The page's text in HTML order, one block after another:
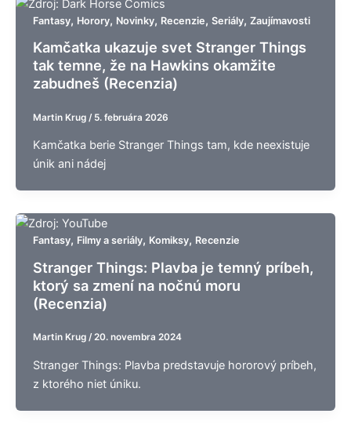
Fantasy, Horory, Novinky, Recenzie, Seriály, Zaujímavosti
Kamčatka ukazuje svet Stranger Things
tak temne, že na Hawkins okamžite
zabudneš (Recenzia)
Martin Krug / 5. februára 2026
Kamčatka berie Stranger Things tam, kde neexistuje
únik ani nádej
Fantasy, Filmy a seriály, Komiksy, Recenzie
Stranger Things: Plavba je temný príbeh,
ktorý sa zmení na nočnú moru
(Recenzia)
Martin Krug / 20. novembra 2024
Stranger Things: Plavba predstavuje hororový príbeh,
z ktorého niet úniku.